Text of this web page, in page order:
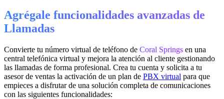
Agrégale funcionalidades avanzadas de
Llamadas
Convierte tu número virtual de teléfono de Coral Springs en una
central telefónica virtual y mejora la atención al cliente gestionando
las llamadas de forma profesional. Crea tu cuenta y solicita a tu
asesor de ventas la activación de un plan de PBX virtual para que
empieces a disfrutar de una solución completa de comunicaciones
con las siguientes funcionalidades: